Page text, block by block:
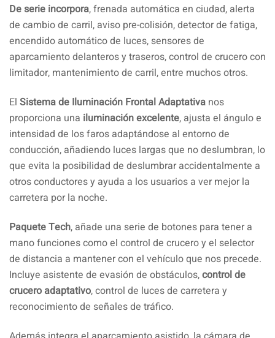
De serie incorpora, frenada automática en ciudad, alerta
de cambio de carril, aviso pre-colisión, detector de fatiga,
encendido automático de luces, sensores de
aparcamiento delanteros y traseros, control de crucero con
limitador, mantenimiento de carril, entre muchos otros.
El Sistema de Iluminación Frontal Adaptativa nos
proporciona una iluminación excelente, ajusta el ángulo e
intensidad de los faros adaptándose al entorno de
conducción, añadiendo luces largas que no deslumbran, lo
que evita la posibilidad de deslumbrar accidentalmente a
otros conductores y ayuda a los usuarios a ver mejor la
carretera por la noche.
Paquete Tech, añade una serie de botones para tener a
mano funciones como el control de crucero y el selector
de distancia a mantener con el vehículo que nos precede.
Incluye asistente de evasión de obstáculos,control de
crucero adaptativo, control de luces de carretera y
reconocimiento de señales de tráfico.